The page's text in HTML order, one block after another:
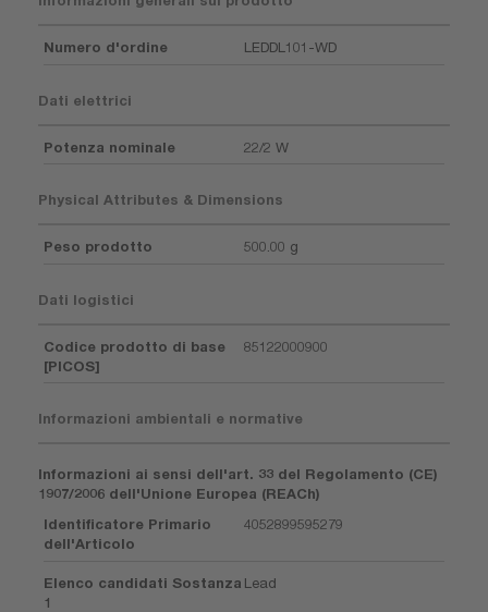
Numero d'ordine LEDDL101-WD
Dati elettrici
Potenza nominale 22/2 W
Physical Attributes & Dimensions
Peso prodotto 500.00 g
Dati logistici
Codice prodotto di base
[PICOS]
85122000900
Informazioni ambientali e normative
Informazioni ai sensi dell'art. 33 del Regolamento (CE)
1907/2006 dell'Unione Europea (REACh)
Identificatore Primario
dell'Articolo
4052899595279
Elenco candidati Sostanza
1
Lead